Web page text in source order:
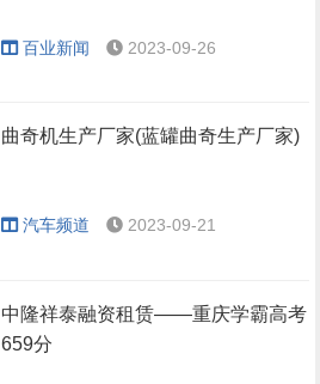
百业新闻 2023-09-26
曲奇机生产厂家(蓝罐曲奇生产厂家)
汽车频道 2023-09-21
中隆祥泰融资租赁——重庆学霸高考
659分